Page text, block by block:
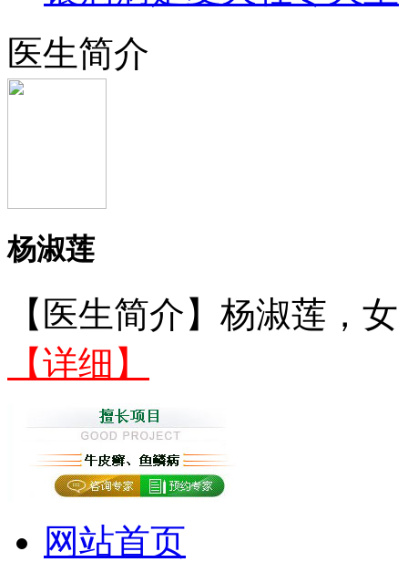
医生简介
杨淑莲
【医生简介】杨淑莲，
【详细】
网站首页